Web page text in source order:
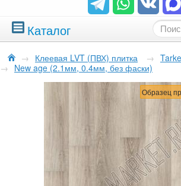
Каталог
→ Клеевая LVT (ПВХ) плитка →
→ New age (2.1мм, 0.4мм, без фаски)
Образец